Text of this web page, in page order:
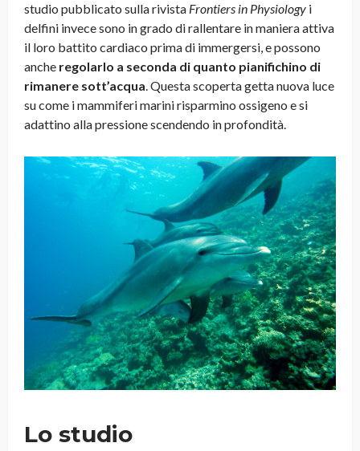
studio pubblicato sulla rivista Frontiers in Physiology i
delfini invece sono in grado di rallentare in maniera attiva
il loro battito cardiaco prima di immergersi, e possono
anche regolarlo a seconda di quanto pianifichino di
rimanere sott’acqua. Questa scoperta getta nuova luce
su come i mammiferi marini risparmino ossigeno e si
adattino alla pressione scendendo in profondità.
Lo studio